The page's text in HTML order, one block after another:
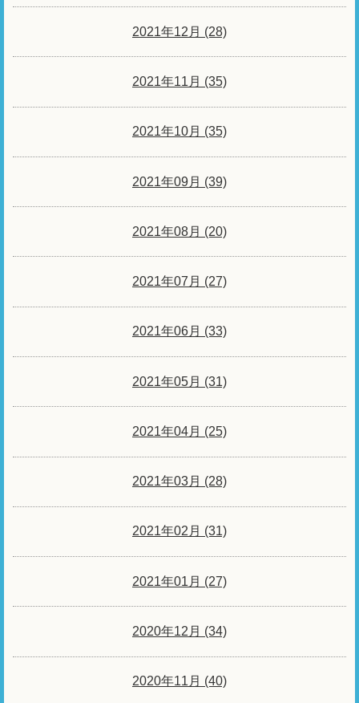
2021年12月 (28)
2021年11月 (35)
2021年10月 (35)
2021年09月 (39)
2021年08月 (20)
2021年07月 (27)
2021年06月 (33)
2021年05月 (31)
2021年04月 (25)
2021年03月 (28)
2021年02月 (31)
2021年01月 (27)
2020年12月 (34)
2020年11月 (40)